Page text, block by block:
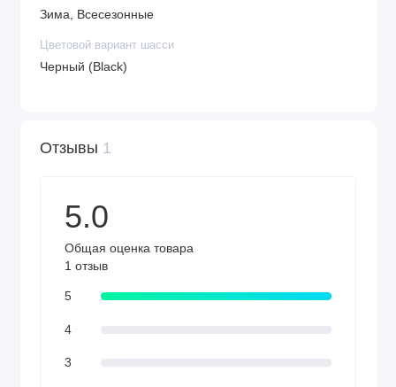
Зима, Всесезонные
Цветовой вариант шасси
Черный (Black)
Отзывы 1
5.0
Общая оценка товара
1 отзыв
5
4
3